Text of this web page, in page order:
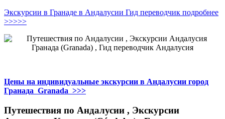
Экскурсии в Гранаде в Андалусии Гид переводчик подробнее
>>>>>
Цены на индивидуальные экскурсии в Андалусии город
Гранада Granada >>>
Путешествия по Андалусии , Экскурсии